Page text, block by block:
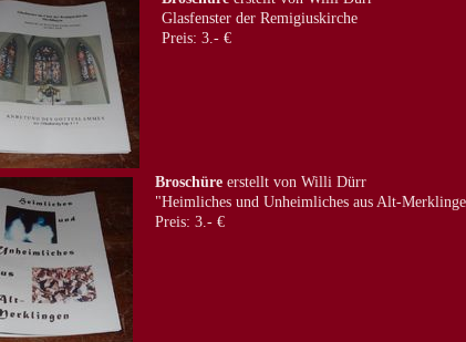
Glasfenster der Remigiuskirche
Preis: 3.- €
Broschüreerstellt von Willi Dürr
"Heimliches und Unheimliches aus Alt-
Preis: 3.- €